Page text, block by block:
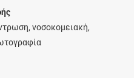
νοσοκομειακή,